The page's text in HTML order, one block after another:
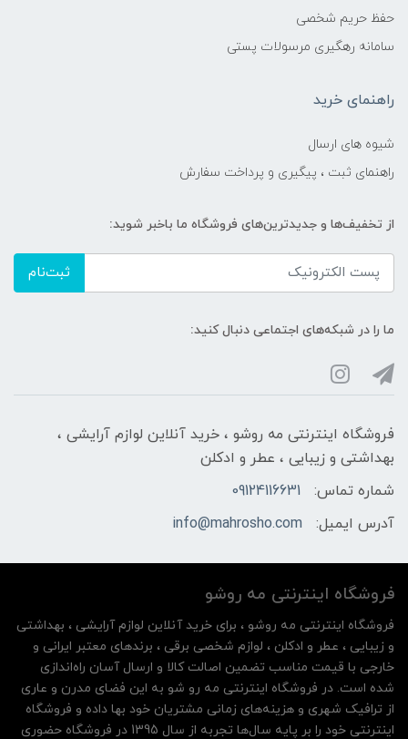
حفظ حریم شخصی
سامانه رهگیری مرسولات پستی
راهنمای خرید
شیوه های ارسال
راهنمای ثبت ، پیگیری و پرداخت سفارش
از تخفیف‌ها و جدیدترین‌های فروشگاه ما باخبر شوید:
ثبت‌نام
ما را در شبکه‌های اجتماعی دنبال کنید:
فروشگاه اینترنتی مه‌ رو‌شو ، خرید آنلاین لوازم آرایشی ،
بهداشتی و زیبایی ، عطر و ادکلن
شماره تماس:
09124116631
آدرس ایمیل:
info@mahrosho.com
فروشگاه اینترنتی مه‌ رو‌شو
فروشگاه اینترنتی مه‌ رو‌شو ، برای خرید آنلاین لوازم آرایشی ، بهداشتی
و زیبایی ، عطر و ادکلن ، لوازم شخصی برقی ، برندهای معتبر ایرانی و
خارجی با قیمت مناسب تضمین اصالت کالا و ارسال آسان راه‌اندازی
شده است. در فروشگاه اینترنتی مه رو شو به این فضای مدرن و عاری
از ترافیک شهری و هزینه‌های زمانی مشتریان خود بها داده و فروشگاه
اینترنتی خود را بر پایه سال‌ها تجربه از سال 1395 در فروشگاه حضوری